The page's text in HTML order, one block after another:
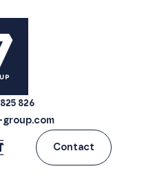
826
Contact